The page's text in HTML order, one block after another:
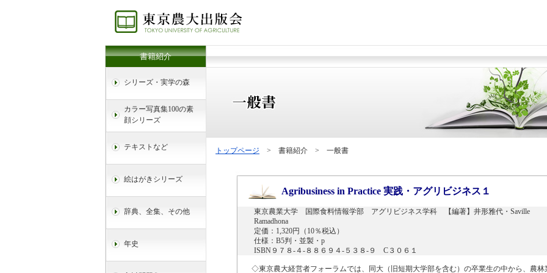
書籍紹介
トップページ > 書籍紹介 > 一般書
Agribusiness in Practice 実践・アグリビジネス１
東京農業大学 国際食料情報学部 アグリビジネス学科 【編著】井形雅代・Saville
Ramadhona
定価：1,320円（10％税込）
仕様：B5判・並製・p
ISBN９７８-４-８８６９４-５３８-９ C３０６１
◇東京農大経営者フォーラムでは、同大（旧短期大学部を含む）の卒業生の中から、農林
シリーズ・実学の森
カラー写真集100の素
顔シリーズ
テキストなど
絵はがきシリーズ
辞典、全集、その他
年史